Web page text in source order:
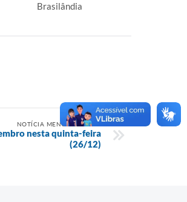
Brasilândia
NOTÍCIA MENOS RECENTE
nesta quinta-feira
(26/12)